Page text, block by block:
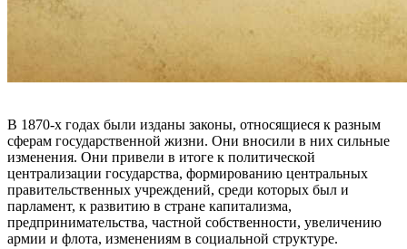
В 1870-х годах были изданы законы, относящиеся к разным
сферам государственной жизни. Они вносили в них сильные
изменения. Они привели в итоге к политической
централизации государства, формированию центральных
правительственных учреждений, среди которых был и
парламент, к развитию в стране капитализма,
предпринимательства, частной собственности, увеличению
армии и флота, изменениям в социальной структуре.